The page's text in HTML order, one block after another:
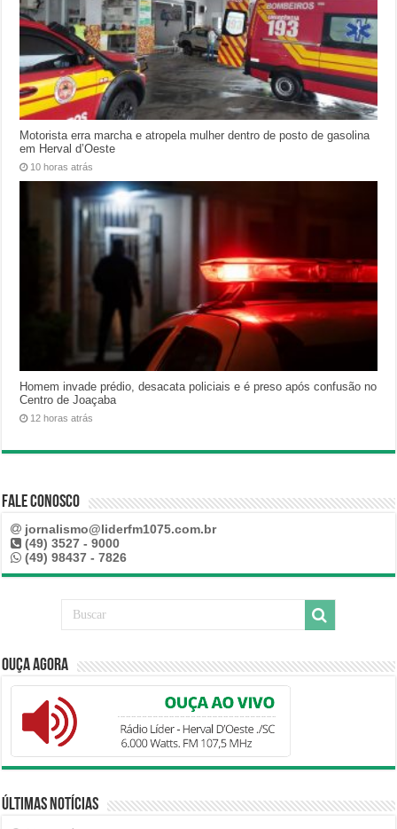
Motorista erra marcha e atropela mulher dentro de posto de gasolina
em Herval d’Oeste
10 horas atrás
Homem invade prédio, desacata policiais e é preso após confusão no
Centro de Joaçaba
12 horas atrás
Fale Conosco
jornalismo@liderfm1075.com.br
(49) 3527 - 9000
(49) 98437 - 7826
Ouça Agora
Últimas Notícias